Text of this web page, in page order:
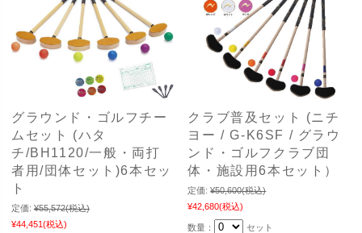
グラウンド・ゴルフチー
ムセット (ハタ
チ/BH1120/一般・両打
者用/団体セット)6本セッ
ト
定価: ¥55,572(税込)
¥44,451(税込)
クラブ普及セット (ニチ
ヨー / G-K6SF / グラウ
ンド・ゴルフクラブ団
体・施設用6本セット）
定価: ¥50,600(税込)
¥42,680(税込)
数量： セット